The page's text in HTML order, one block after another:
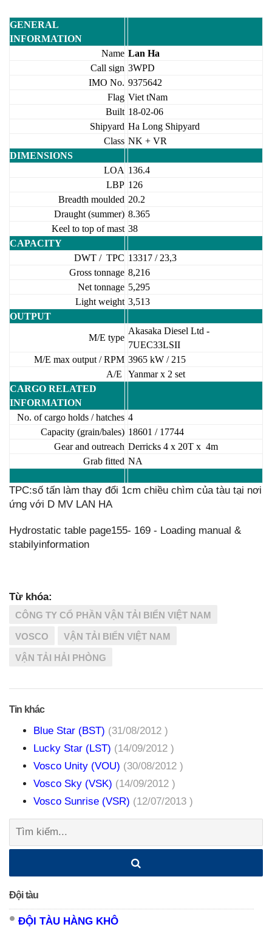
GENERAL
INFORMATION
Name Lan Ha
Call sign 3WPD
IMO No. 9375642
Flag Viet tNam
Built 18-02-06
Shipyard Ha Long Shipyard
Class NK + VR
DIMENSIONS
LOA 136.4
LBP 126
Breadth moulded 20.2
Draught (summer) 8.365
Keel to top of mast 38
CAPACITY
DWT / TPC 13317 / 23,3
Gross tonnage 8,216
Net tonnage 5,295
Light weight 3,513
OUTPUT
M/E type
Akasaka Diesel Ltd -
7UEC33LSII
M/E max output / RPM 3965 kW / 215
A/E
Yanmar x 2 set
CARGO RELATED
INFORMATION
No. of cargo holds / hatches 4
Capacity (grain/bales) 18601 / 17744
Gear and outreach Derricks 4 x 20T x 4m
Grab fitted NA
TPC:số tấn làm thay đổi 1cm chiều chìm của tàu tại nơi
ứng với D MV LAN HA
Hydrostatic table page155- 169 - Loading manual &
stabilyinformation
Từ khóa:
CÔNG TY CỔ PHẦN VẬN TẢI BIỂN VIỆT NAM
VOSCO VẬN TẢI BIỂN VIỆT NAM
VẬN TẢI HẢI PHÒNG
Tin khác
Blue Star (BST) (31/08/2012 )
Lucky Star (LST) (14/09/2012 )
Vosco Unity (VOU) (30/08/2012 )
Vosco Sky (VSK) (14/09/2012 )
Vosco Sunrise (VSR) (12/07/2013 )
Tìm
Đội tàu
ĐỘI TÀU HÀNG KHÔ